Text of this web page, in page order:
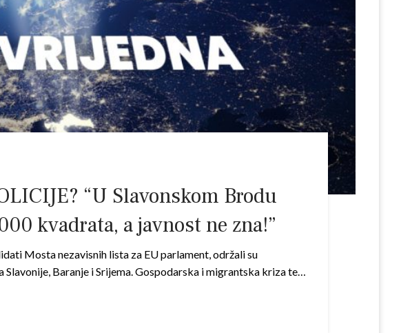
“U Slavonskom Brodu
kvadrata, a javnost ne zna!”
Mosta nezavisnih lista za EU parlament, održali su
Baranje i Srijema. Gospodarska i migrantska kriza te…